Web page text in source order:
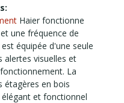
Haier fonctionne
une fréquence de
équipée d'une seule
alertes visuelles et
La
étagères en bois
et fonctionnel